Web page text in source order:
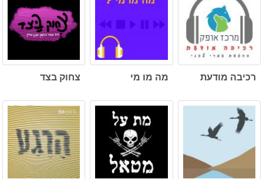
רכיבה מודעת מה מו מי צחוק בצד